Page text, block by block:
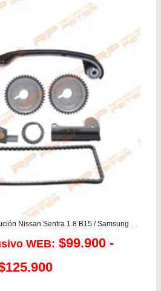
precios:
desde
$111.990
hasta
$126.990
WEB: $99.900 -
125.900Rango